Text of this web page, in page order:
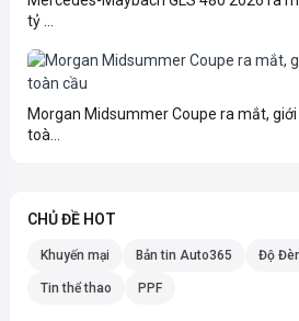
tỷ ...
Morgan Midsummer Coupe ra mắt,
toà...
CHỦ ĐỀ HOT
Khuyến mại Bản tin Auto365 Độ
Tin thể thao PPF